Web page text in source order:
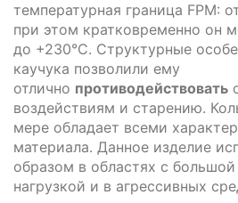
температурная граница FPM:
при этом кратковременно он
до +230°C. Структурные
каучука позволили ему
отлично противодействовать
воздействиям и старению.
мере обладает всеми
материала. Данное изделие
образом в областях с
нагрузкой и в агрессивных